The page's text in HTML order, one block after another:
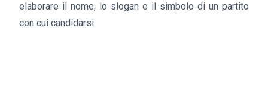
elaborare il nome, lo slogan e il simbolo di un partito
con cui candidarsi.